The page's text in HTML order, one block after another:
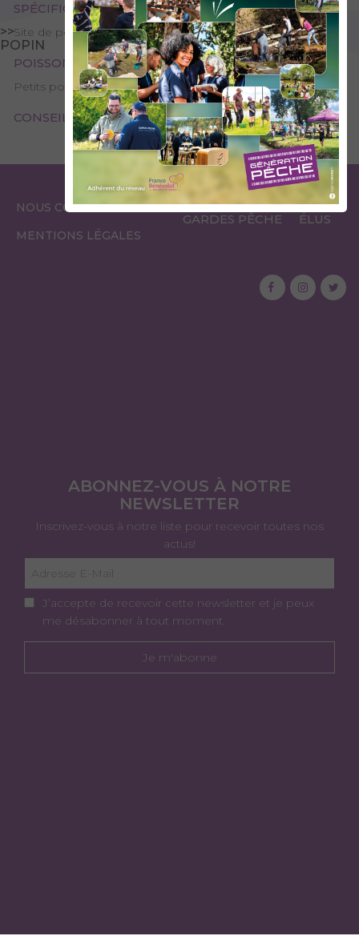
>>
POPIN
SPÉCIFICITÉS
Site de pêche - 1ère catégorie
POISSONS PRÉSENTS
Petits poissons blancs
CONSEILS DE PÊCHE
NOUS CONTACTER
MENTIONS LÉGALES
ESPACE
GARDES PÊCHE
ESPACE
ÉLUS
ABONNEZ-VOUS À NOTRE
NEWSLETTER
Inscrivez-vous à notre liste pour recevoir toutes nos
actus!
J’accepte de recevoir cette newsletter et je peux
me désabonner à tout moment.
Je m'abonne